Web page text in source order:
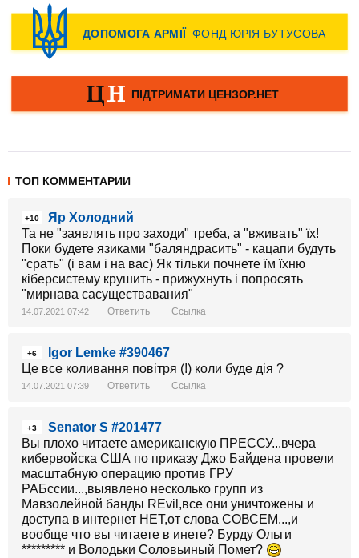
ТОП КОММЕНТАРИИ
+10
Яр Холодний
Та не "заявлять про заходи" треба, а "вживать" їх!
Поки будете язиками "баляндрасить" - кацапи будуть
"срать" (і вам і на вас) Як тільки почнете їм їхню
кіберсистему крушить - прижухнуть і попросять
"мирнава сасуществавания"
14.07.2021 07:42 Ответить Ссылка
+6
Igor Lemke #390467
Це все коливання повітря (!) коли буде дія ?
14.07.2021 07:39 Ответить Ссылка
+3
Senator S #201477
Вы плохо читаете американскую ПРЕССУ...вчера
кибервойска США по приказу Джо Байдена провели
масштабную операцию против ГРУ
РАБссии...,выявлено несколько групп из
Мавзолейной банды REvil,все они уничтожены и
доступа в интернет НЕТ,от слова СОВСЕМ...,и
вообще что вы читаете в инете? Бурду Ольги
********* и Володьки Соловьиный Помет?